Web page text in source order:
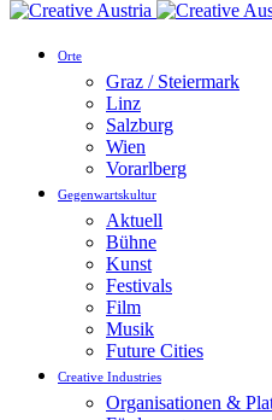
Orte
Graz / Steiermark
Linz
Salzburg
Wien
Vorarlberg
Gegenwartskultur
Aktuell
Bühne
Kunst
Festivals
Film
Musik
Future Cities
Creative Industries
Organisationen &